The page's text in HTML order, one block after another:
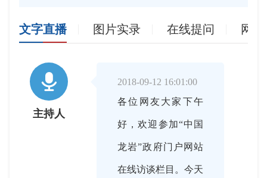
文字直播 图片实录 在线提问 网

主持人
2018-09-12 16:01:00
各位网友大家下午
好，欢迎参加“中国
龙岩”政府门户网站
在线访谈栏目。今天